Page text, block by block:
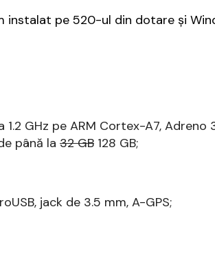
pe 520-ul din dotare și
GHz pe ARM Cortex-A7, Adreno
până la 32 GB 128 GB;
jack de 3.5 mm, A-GPS;